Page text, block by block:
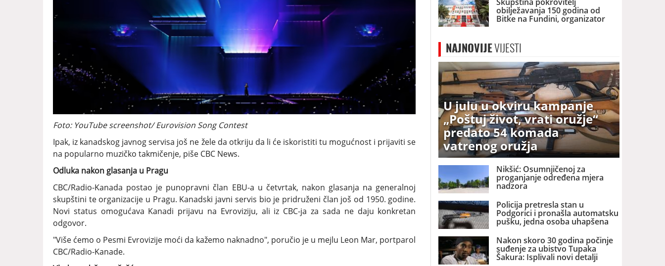
Foto: YouTube screenshot/ Eurovision Song Contest
Ipak, iz kanadskog javnog servisa još ne žele da otkriju da li će iskoristiti tu mogućnost i prijaviti se
na popularno muzičko takmičenje, piše CBC News.
Odluka nakon glasanja u Pragu
CBC/Radio-Kanada postao je punopravni član EBU-a u četvrtak, nakon glasanja na generalnoj
skupštini te organizacije u Pragu. Kanadski javni servis bio je pridruženi član još od 1950. godine.
Novi status omogućava Kanadi prijavu na Evroviziju, ali iz CBC-ja za sada ne daju konkretan
odgovor.
"Više ćemo o Pesmi Evrovizije moći da kažemo naknadno", poručio je u mejlu Leon Mar, portparol
CBC/Radio-Kanade.
Skupština pokrovitelj
obilježavanja 150 godina od
Bitke na Fundini, organizator
Srpski nacionalni savjet
NAJNOVIJEVIJESTI
U julu u okviru kampanje
„Poštuj život, vrati oružje“
predato 54 komada
vatrenog oružja
Nikšić: Osumnjičenoj za
proganjanje određena mjera
nadzora
Policija pretresla stan u
Podgorici i pronašla automatsku
pušku, jedna osoba uhapšena
Nakon skoro 30 godina počinje
suđenje za ubistvo Tupaka
Šakura: Isplivali novi detalji